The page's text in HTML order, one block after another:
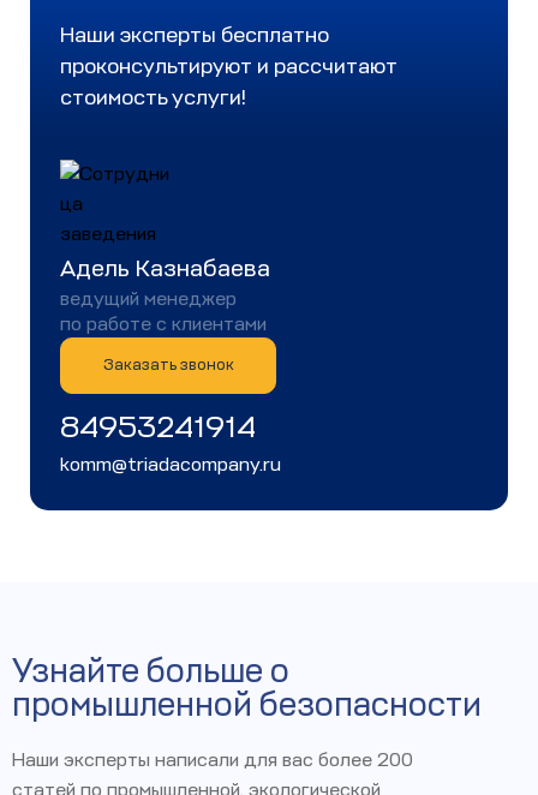
Наши эксперты бесплатно
проконсультируют и рассчитают
стоимость услуги!
Адель Казнабаева
ведущий менеджер
по работе с клиентами
Заказать звонок
84953241914
komm@triadacompany.ru
Узнайте больше о
промышленной безопасности
Наши эксперты написали для вас более 200
статей по промышленной, экологической